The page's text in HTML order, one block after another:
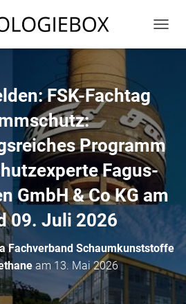
A
I
O
N
U
M
S
L
E
FSK-Fachtag
Programm
Fagus-
GmbH & Co KG am
09. Juli 2026
Fachverband Schaumkunststoffe
am 13. Mai 2026